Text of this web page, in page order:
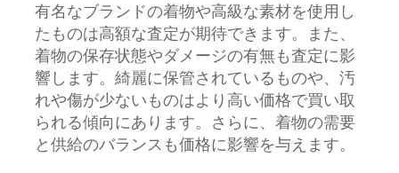
有名なブランドの着物や高級な素材を使用し
たものは高額な査定が期待できます。また、
着物の保存状態やダメージの有無も査定に影
響します。綺麗に保管されているものや、汚
れや傷が少ないものはより高い価格で買い取
られる傾向にあります。さらに、着物の需要
と供給のバランスも価格に影響を与えます。